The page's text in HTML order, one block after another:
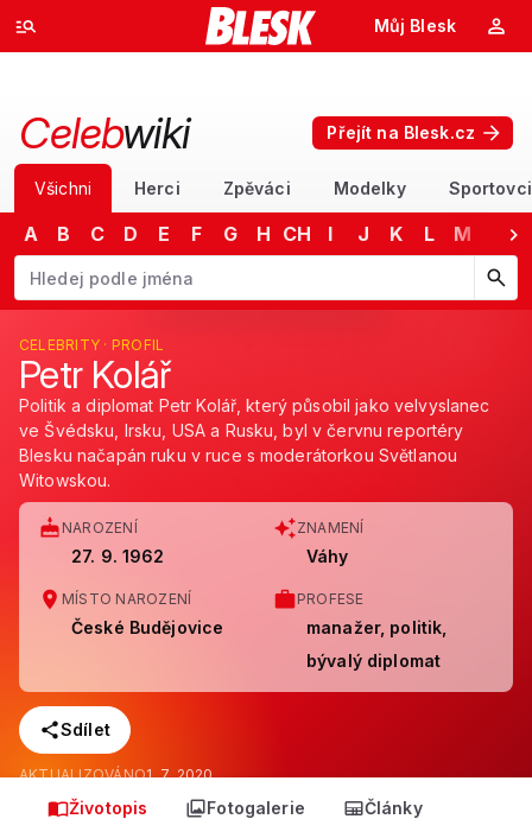
Můj Blesk
Celebwiki Přejít na Blesk.cz
Všichni Herci Zpěváci Modelky Sportovci
A B C D E F G H CH I J K L M
Začněte psát jméno. Šipkami dolů a nahoru procházejte návrhy,
CELEBRITY · PROFIL
Petr Kolář
Politik a diplomat Petr Kolář, který působil jako velvyslanec
ve Švédsku, Irsku, USA a Rusku, byl v červnu reportéry
Blesku načapán ruku v ruce s moderátorkou Světlanou
Witowskou.
NAROZENÍ
27. 9. 1962
ZNAMENÍ
Váhy
MÍSTO NAROZENÍ
České Budějovice
PROFESE
manažer, politik,
bývalý diplomat
Sdílet
AKTUALIZOVÁNO1. 7. 2020
Životopis Fotogalerie Články